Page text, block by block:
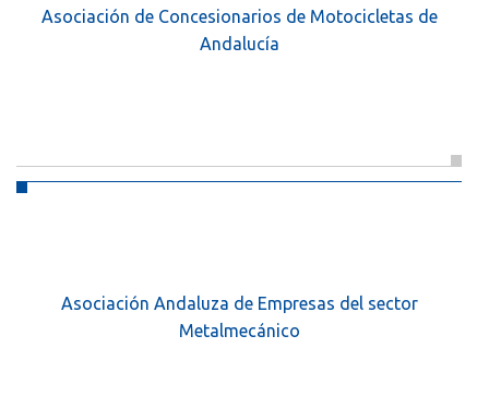
Asociación de Concesionarios de Motocicletas de
Andalucía
Asociación Andaluza de Empresas del sector
Metalmecánico